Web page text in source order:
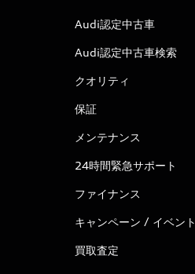
Audi認定中古車
Audi認定中古車検索
クオリティ
保証
メンテナンス
24時間緊急サポート
ファイナンス
キャンペーン / イベント
買取査定